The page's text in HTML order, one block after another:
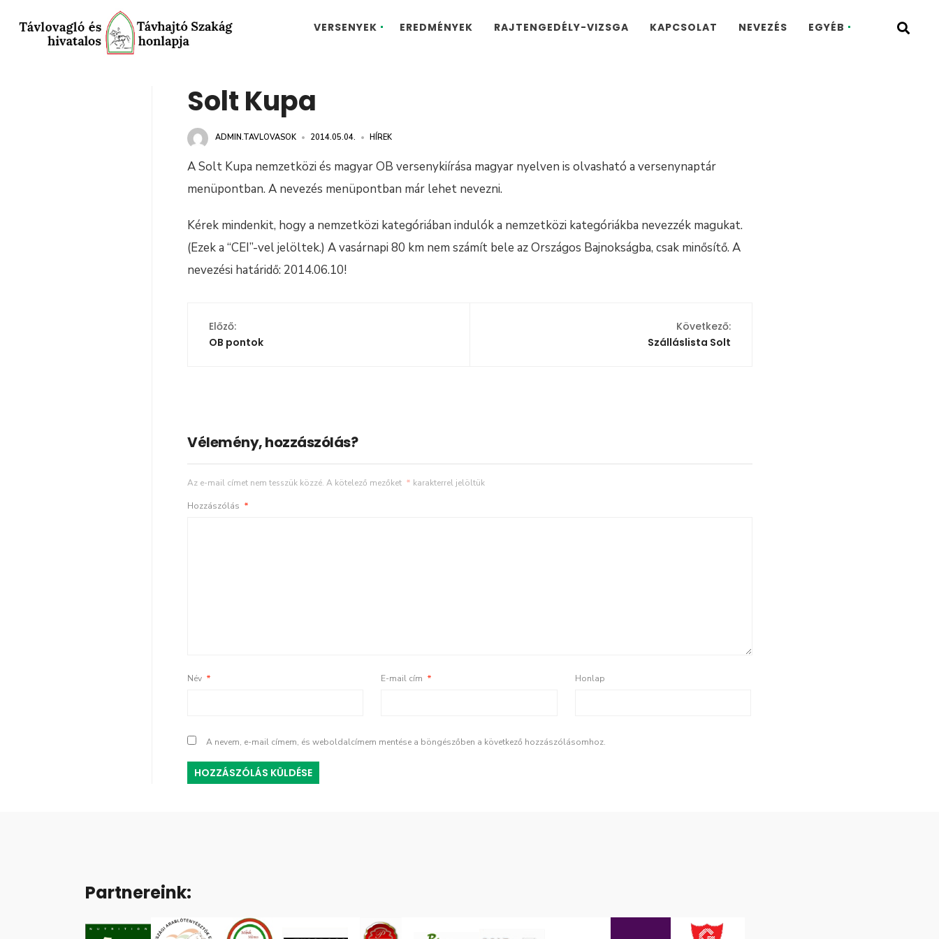
VERSENYEK EREDMÉNYEK RAJTENGEDÉLY-VIZSGA KAPCSOLAT NEVEZÉS EGYÉB
Solt Kupa
ADMIN.TAVLOVASOK • 2014.05.04. • HÍREK
A Solt Kupa nemzetközi és magyar OB versenykiírása magyar nyelven is olvasható a versenynaptár
menüpontban. A nevezés menüpontban már lehet nevezni.
Kérek mindenkit, hogy a nemzetközi kategóriában indulók a nemzetközi kategóriákba nevezzék magukat.
(Ezek a “CEI”-vel jelöltek.) A vasárnapi 80 km nem számít bele az Országos Bajnokságba, csak minősítő. A
nevezési határidő: 2014.06.10!
Előző:
OB pontok
Következő:
Szálláslista Solt
Vélemény, hozzászólás?
Az e-mail címet nem tesszük közzé. A kötelező mezőket * karakterrel jelöltük
Hozzászólás *
Név * E-mail cím * Honlap
A nevem, e-mail címem, és weboldalcímem mentése a böngészőben a következő hozzászólásomhoz.
Partnereink: